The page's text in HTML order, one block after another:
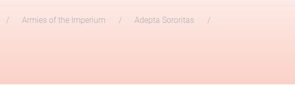
Armies of the Imperium
Adepta Sororitas